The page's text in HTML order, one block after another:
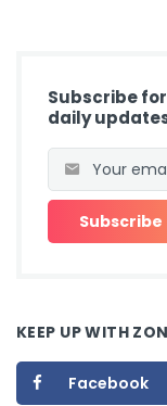
Subscribe
daily
KEEP UP WITH
Facebook